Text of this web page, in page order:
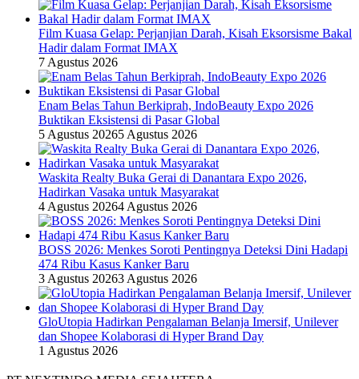
Film Kuasa Gelap: Perjanjian Darah, Kisah Eksorsisme Bakal
Hadir dalam Format IMAX
7 Agustus 2026
Enam Belas Tahun Berkiprah, IndoBeauty Expo 2026
Buktikan Eksistensi di Pasar Global
5 Agustus 20265 Agustus 2026
Waskita Realty Buka Gerai di Danantara Expo 2026,
Hadirkan Vasaka untuk Masyarakat
4 Agustus 20264 Agustus 2026
BOSS 2026: Menkes Soroti Pentingnya Deteksi Dini Hadapi
474 Ribu Kasus Kanker Baru
3 Agustus 20263 Agustus 2026
GloUtopia Hadirkan Pengalaman Belanja Imersif, Unilever
dan Shopee Kolaborasi di Hyper Brand Day
1 Agustus 2026